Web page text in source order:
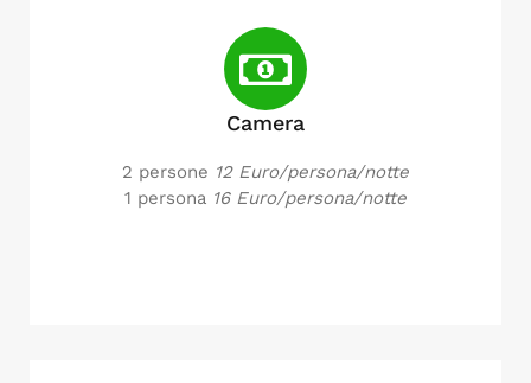
Camera
2 persone 12 Euro/persona/notte
1 persona 16 Euro/persona/notte